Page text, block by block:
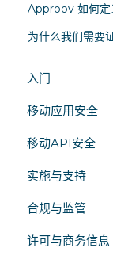
Approov 如何定
为什么我们需要
入门
概述
架构与工作原
技术对比
移动应用安全
运行时保护
移动应用认证
代码混淆
移动API安全
API 身份验
API 通信
API 威胁
实施与支持
SDK 集成
平台支持
合规与监管
隐私法律
许可与商务信息